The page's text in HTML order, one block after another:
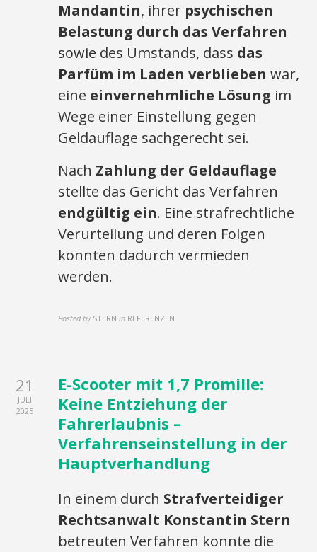
Mandantin, ihrer psychischen
Belastung durch das Verfahren
sowie des Umstands, dass das
Parfüm im Laden verblieben war,
eine einvernehmliche Lösung im
Wege einer Einstellung gegen
Geldauflage sachgerecht sei.
Nach Zahlung der Geldauflage
stellte das Gericht das Verfahren
endgültig ein. Eine strafrechtliche
Verurteilung und deren Folgen
konnten dadurch vermieden
werden.
Posted by STERN in REFERENZEN
21
JULI
2025
E-Scooter mit 1,7 Promille:
Keine Entziehung der
Fahrerlaubnis –
Verfahrenseinstellung in der
Hauptverhandlung
In einem durch Strafverteidiger
Rechtsanwalt Konstantin Stern
betreuten Verfahren konnte die